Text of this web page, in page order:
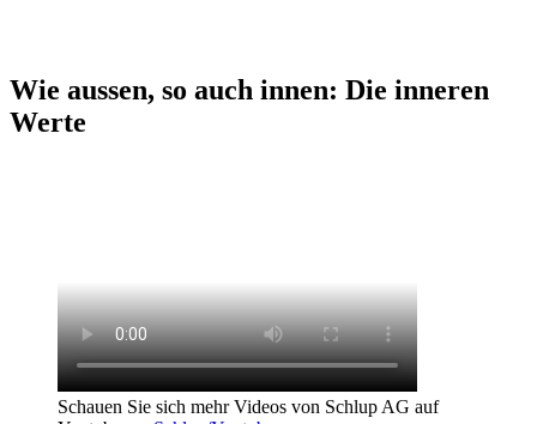
Wie aussen, so auch innen: Die inneren
Werte
Schauen Sie sich mehr Videos von Schlup AG auf